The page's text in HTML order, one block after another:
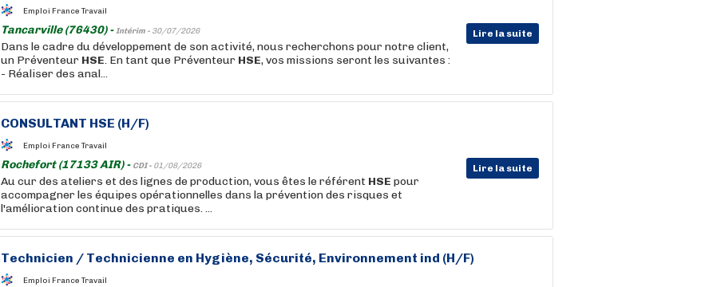
Emploi France Travail
Tancarville (76430) -Intérim - 30/07/2026 Lire la suite
Dans le cadre du développement de son activité, nous recherchons pour notre client,
un Préventeur HSE. En tant que Préventeur HSE, vos missions seront les suivantes :
- Réaliser des anal...
CONSULTANT HSE (H/F)
Emploi France Travail
Rochefort (17133 AIR) - CDI - 01/08/2026 Lire la suite
Au cur des ateliers et des lignes de production, vous êtes le référent HSE pour
accompagner les équipes opérationnelles dans la prévention des risques et
l'amélioration continue des pratiques. ...
Technicien / Technicienne en Hygiène, Sécurité, Environnement ind (H/F)
Emploi France Travail